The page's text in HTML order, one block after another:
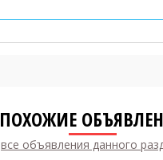
ПОХОЖИЕ
все объявления данного